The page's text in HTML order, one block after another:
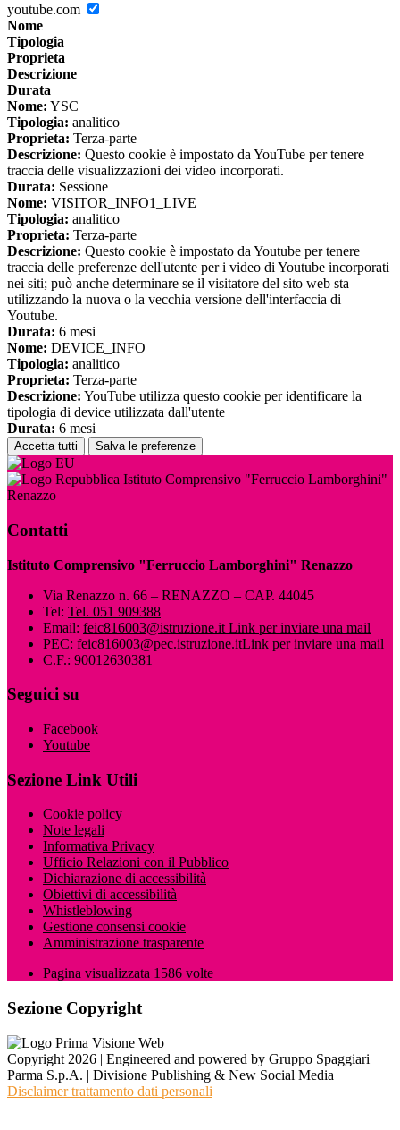
youtube.com
Nome
Tipologia
Proprieta
Descrizione
Durata
Nome: YSC
Tipologia: analitico
Proprieta: Terza-parte
Descrizione: Questo cookie è impostato da YouTube per tenere
traccia delle visualizzazioni dei video incorporati.
Durata: Sessione
Nome: VISITOR_INFO1_LIVE
Tipologia: analitico
Proprieta: Terza-parte
Descrizione: Questo cookie è impostato da Youtube per tenere
traccia delle preferenze dell'utente per i video di Youtube incorporati
nei siti; può anche determinare se il visitatore del sito web sta
utilizzando la nuova o la vecchia versione dell'interfaccia di
Youtube.
Durata: 6 mesi
Nome: DEVICE_INFO
Tipologia: analitico
Proprieta: Terza-parte
Descrizione: YouTube utilizza questo cookie per identificare la
tipologia di device utilizzata dall'utente
Durata: 6 mesi
Accetta tutti Salva le preferenze
Istituto Comprensivo "Ferruccio Lamborghini"
Renazzo
Contatti
Istituto Comprensivo "Ferruccio Lamborghini" Renazzo
Via Renazzo n. 66 – RENAZZO – CAP. 44045
Tel: Tel. 051 909388
Email: feic816003@istruzione.it Link per inviare una mail
PEC: feic816003@pec.istruzione.itLink per inviare una mail
C.F.: 90012630381
Seguici su
Facebook
Youtube
Sezione Link Utili
Cookie policy
Note legali
Informativa Privacy
Ufficio Relazioni con il Pubblico
Dichiarazione di accessibilità
Obiettivi di accessibilità
Whistleblowing
Gestione consensi cookie
Amministrazione trasparente
Pagina visualizzata 1586 volte
Sezione Copyright
Copyright 2026 | Engineered and powered by Gruppo Spaggiari
Parma S.p.A. | Divisione Publishing & New Social Media
Disclaimer trattamento dati personali